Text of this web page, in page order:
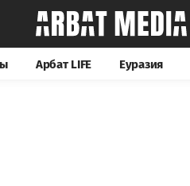
Арбат LIFE Еуразия